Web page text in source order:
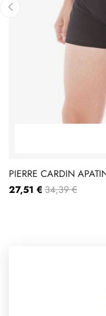
PIERRE CARDIN
27,51 € 34,39 €